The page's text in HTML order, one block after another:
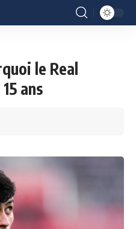
le Real
ans